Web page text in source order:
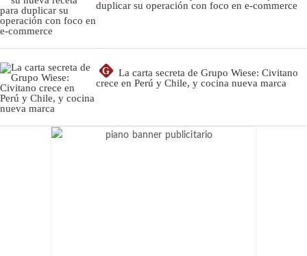
duplicar su operación con foco en e-commerce
G
La carta secreta de Grupo Wiese: Civitano
crece en Perú y Chile, y cocina nueva marca